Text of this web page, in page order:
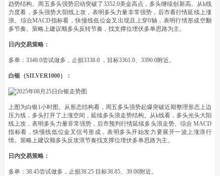
趋势结构。周五多头强势启动突破了3352.0美金高点，多头继续创新高。从k线
力度看，多头强势大阳线上攻，表明多头力量非常强势，后市看行情延续上涨
浪。综合MACD指标看，快慢线低位金叉出现且上穿0轴，表明行情形成空翻
多节奏。策略上建议顺多头反转节奏，找支撑位埋伏多单思路为主。
日内交易策略：
多单：3348.0尝试做多，止损3338.0 ，目标3361.0、3390.0附近。
白银（SILVER1000）：
上图为白银1小时图。从形态结构看，周五多头强势起爆突破近期整理形态上边
压力线，多头打开了上涨空间，延续多头浪走势结构。从k线看，多头光头大阳
线上攻，表明多头力量非常强势，后市预判行情延续多头浪走势。综合 MACD
指标看，快慢线低位金叉信号形成，表明多头开始发力要展开一波上涨浪行
情。策略上建议顺多头反攻浪节奏找支撑位埋伏多单思路为主。
日内交易策略：
多单：38.45尝试做多，止损38.25 目标38.85、39.00附近。